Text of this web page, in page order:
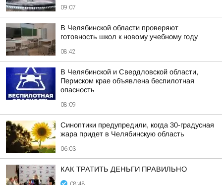
09:07
В Челябинской области проверяют
готовность школ к новому учебному году
08:42
В Челябинской и Свердловской области,
Пермском крае объявлена беспилотная
опасность
08:09
Синоптики предупредили, когда 30-градусная
жара придет в Челябинскую область
06:03
КАК ТРАТИТЬ ДЕНЬГИ ПРАВИЛЬНО